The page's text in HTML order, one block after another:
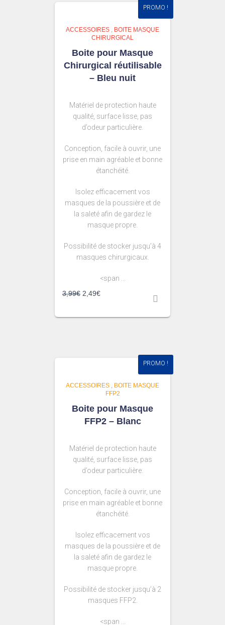
PROMO !
ACCESSOIRES , BOITE MASQUE
CHIRURGICAL
Boite pour Masque
Chirurgical réutilisable
– Bleu nuit
Matériel de protection haute
qualité, surface lisse, pas
d’odeur particulière.
Conception, facile à ouvrir, une
prise en main agréable et bonne
étanchéité.
Isolez efficacement vos
masques de la poussière et de
la saleté afin de gardez le
masque propre.
Possibilité de stocker jusqu’à 4
masques chirurgicaux.
<span ...
3,99€ 2,49€
PROMO !
ACCESSOIRES , BOITE MASQUE
FFP2
Boite pour Masque
FFP2 – Blanc
Matériel de protection haute
qualité, surface lisse, pas
d’odeur particulière.
Conception, facile à ouvrir, une
prise en main agréable et bonne
étanchéité.
Isolez efficacement vos
masques de la poussière et de
la saleté afin de gardez le
masque propre.
Possibilité de stocker jusqu’à 2
masques FFP2.
<span ...